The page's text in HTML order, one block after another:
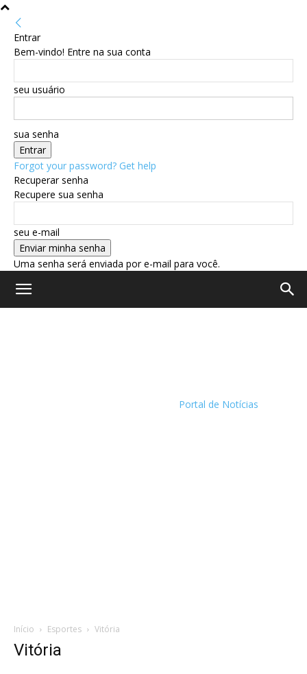
Entrar
Bem-vindo! Entre na sua conta
seu usuário
sua senha
Forgot your password? Get help
Recuperar senha
Recupere sua senha
seu e-mail
Uma senha será enviada por e-mail para você.
Portal de Notícias
Início Esportes Vitória
Vitória